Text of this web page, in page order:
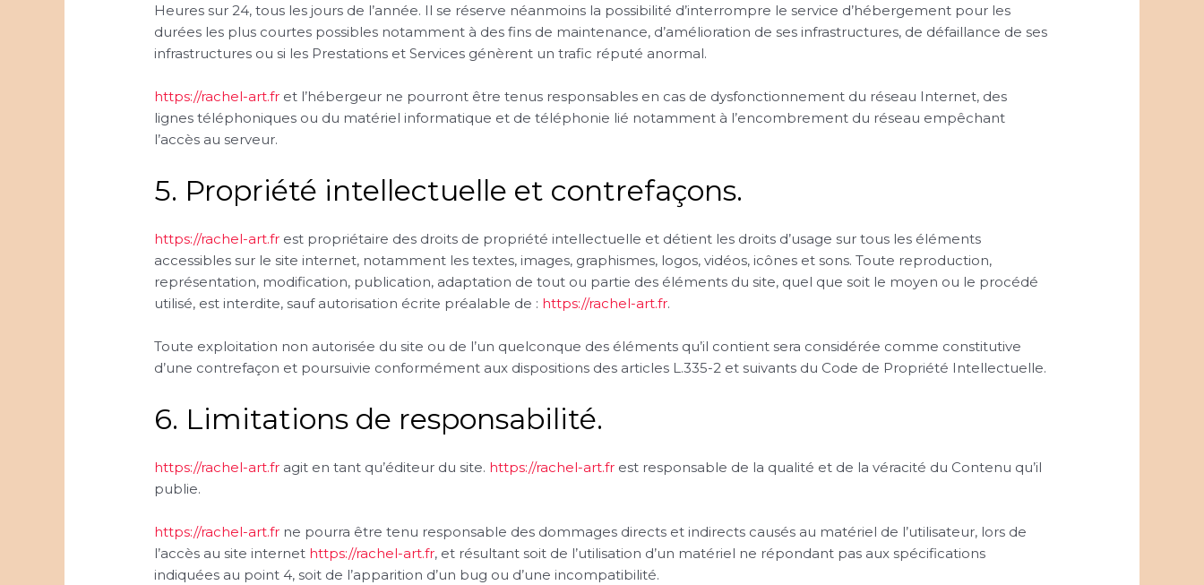
Heures sur 24, tous les jours de l’année. Il se réserve néanmoins la possibilité d’interrompre le service d’hébergement pour les
durées les plus courtes possibles notamment à des fins de maintenance, d’amélioration de ses infrastructures, de défaillance de ses
infrastructures ou si les Prestations et Services génèrent un trafic réputé anormal.
https://rachel-art.fr et l’hébergeur ne pourront être tenus responsables en cas de dysfonctionnement du réseau Internet, des
lignes téléphoniques ou du matériel informatique et de téléphonie lié notamment à l’encombrement du réseau empêchant
l’accès au serveur.
5. Propriété intellectuelle et contrefaçons.
https://rachel-art.fr est propriétaire des droits de propriété intellectuelle et détient les droits d’usage sur tous les éléments
accessibles sur le site internet, notamment les textes, images, graphismes, logos, vidéos, icônes et sons. Toute reproduction,
représentation, modification, publication, adaptation de tout ou partie des éléments du site, quel que soit le moyen ou le procédé
utilisé, est interdite, sauf autorisation écrite préalable de : https://rachel-art.fr.
Toute exploitation non autorisée du site ou de l’un quelconque des éléments qu’il contient sera considérée comme constitutive
d’une contrefaçon et poursuivie conformément aux dispositions des articles L.335-2 et suivants du Code de Propriété Intellectuelle.
6. Limitations de responsabilité.
https://rachel-art.fr agit en tant qu’éditeur du site. https://rachel-art.fr est responsable de la qualité et de la véracité du Contenu qu’il
publie.
https://rachel-art.fr ne pourra être tenu responsable des dommages directs et indirects causés au matériel de l’utilisateur, lors de
l’accès au site internet https://rachel-art.fr, et résultant soit de l’utilisation d’un matériel ne répondant pas aux spécifications
indiquées au point 4, soit de l’apparition d’un bug ou d’une incompatibilité.